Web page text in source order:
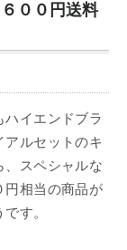
００円送料
ハイエンドブラ
アルセットのキ
スペシャルな
円相当の商品が
す。